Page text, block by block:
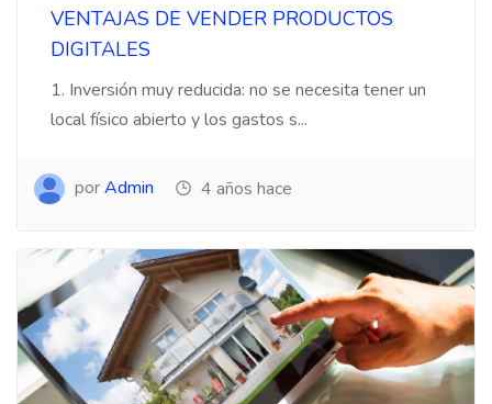
VENTAJAS DE VENDER PRODUCTOS
DIGITALES
1. Inversión muy reducida: no se necesita tener un
local físico abierto y los gastos s...
porAdmin 4 años hace